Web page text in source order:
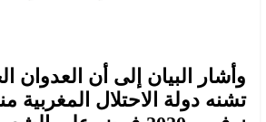
وأشار البيان إلى أن العدوان